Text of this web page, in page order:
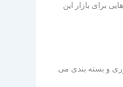
برای بازار این
و بسته بندی می